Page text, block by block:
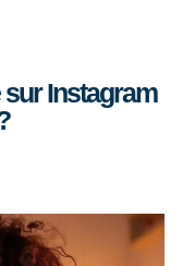
Instagram